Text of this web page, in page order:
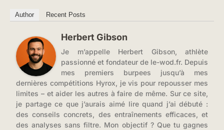
Author Recent Posts
Herbert Gibson
Je m’appelle Herbert Gibson, athlète
passionné et fondateur de le-wod.fr. Depuis
mes premiers burpees jusqu’à mes
dernières compétitions Hyrox, je vis pour repousser mes
limites – et aider les autres à faire de même. Sur ce site,
je partage ce que j’aurais aimé lire quand j’ai débuté :
des conseils concrets, des entraînements efficaces, et
des analyses sans filtre. Mon objectif ? Que tu gagnes